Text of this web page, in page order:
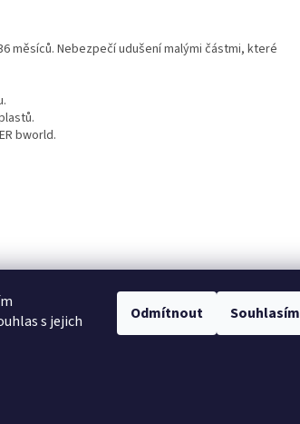
s jejich
Odmítnout Souhlasím
měsíců. Nebezpečí udušení malými částmi, které
bworld.
- Porovnávání cen